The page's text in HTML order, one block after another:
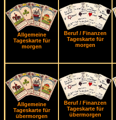
Allgemeine
Tageskarte für
morgen
Beruf / Finanzen
Tageskarte für
morgen
Allgemeine
Tageskarte für
übermorgen
Beruf / Finanzen
Tageskarte für
übermorgen